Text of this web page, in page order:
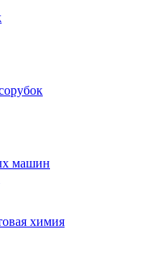
машин
химия